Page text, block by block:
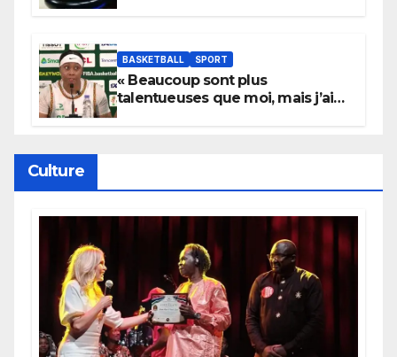
BASKETBALL SPORT
« Beaucoup sont plus
talentueuses que moi, mais j’ai
Culture